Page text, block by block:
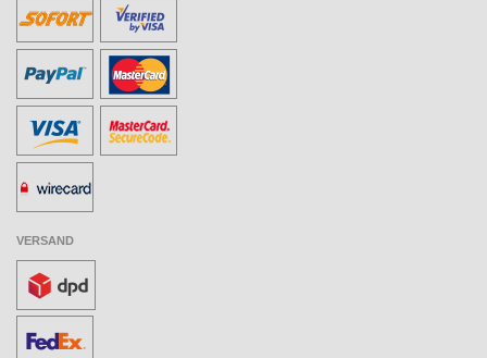
VERSAND